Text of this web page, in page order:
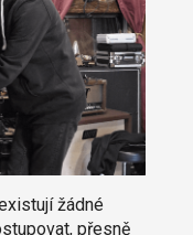
žádné
přesně